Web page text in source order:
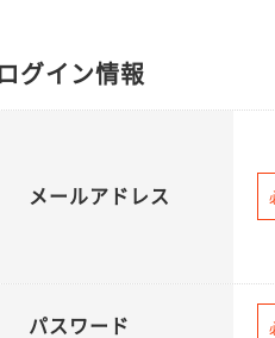
ログイン情報
メールアドレス
パスワード